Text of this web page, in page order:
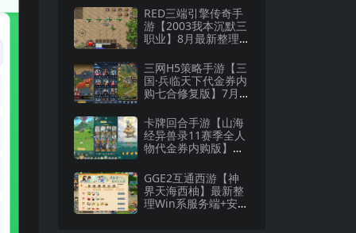
ux手工服务端+CDK
授权后台+全资源安
卓+详细搭建教程
RED三端引擎传奇手
游【2003我本沉默三
职业】8月最新整理W
+详细搭建教程
三网H5策略手游【三
国·兵临天下代金券内
购七合修复版】7月
服务端+管理后台+G
M授权后台+详细搭建
教程
卡牌回合手游【山海
经异兽录11赛季全人
物代金券内购版】最
+授权GM后台+管理
后台+热更修改工具
+安卓+详细搭建教程
GGE2互通西游【神
界天海西柚】最新整
理Win系服务端+安卓